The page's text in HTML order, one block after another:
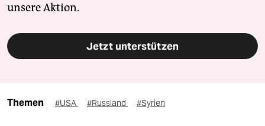
unsere Aktion.
Jetzt unterstützen
Themen #USA #Russland #Syrien